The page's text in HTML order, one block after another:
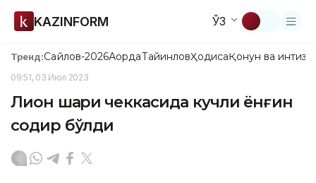
KAZINFORM ЎЗ
Тренд:Сайлов-2026АқордаТайинловҲодисаҚонун ва
09:51, 03 Июл 2023
Лион шаҳри чеккасида кучли ёнғин
содир бўлди